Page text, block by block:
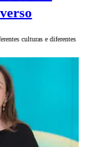
culturas e diferentes